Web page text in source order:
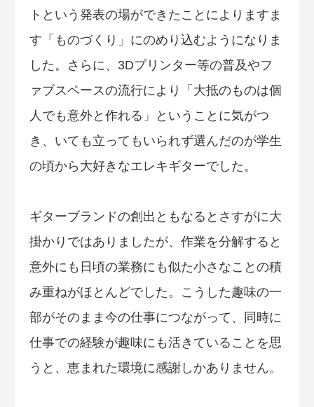
トという発表の場ができたことによりますま
す「ものづくり」にのめり込むようになりま
した。さらに、3Dプリンター等の普及やフ
ァブスペースの流行により「大抵のものは個
人でも意外と作れる」ということに気がつ
き、いても立ってもいられず選んだのが学生
の頃から大好きなエレキギターでした。
ギターブランドの創出ともなるとさすがに大
掛かりではありましたが、作業を分解すると
意外にも日頃の業務にも似た小さなことの積
み重ねがほとんどでした。こうした趣味の一
部がそのまま今の仕事につながって、同時に
仕事での経験が趣味にも活きていることを思
うと、恵まれた環境に感謝しかありません。